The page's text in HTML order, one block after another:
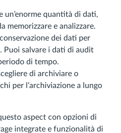
un’enorme quantità di dati,
memorizzare e analizzare.
dei dati per
Puoi salvare i dati di audit
di tempo.
di archiviare o
per l’archiviazione a lungo
aspect con opzioni di
integrate e funzionalità di